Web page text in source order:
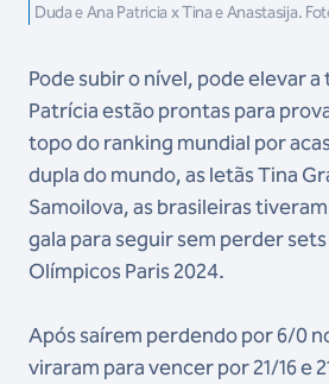
Duda e Ana Patricia x Tina e Anastasija.
Pode subir o nível, pode elevar a
Patrícia estão prontas para
topo do ranking mundial por
dupla do mundo, as letãs Tina
Samoilova, as brasileiras
gala para seguir sem perder
Olímpicos Paris 2024.
Após saírem perdendo por 6/0
viraram para vencer por 21/16 e